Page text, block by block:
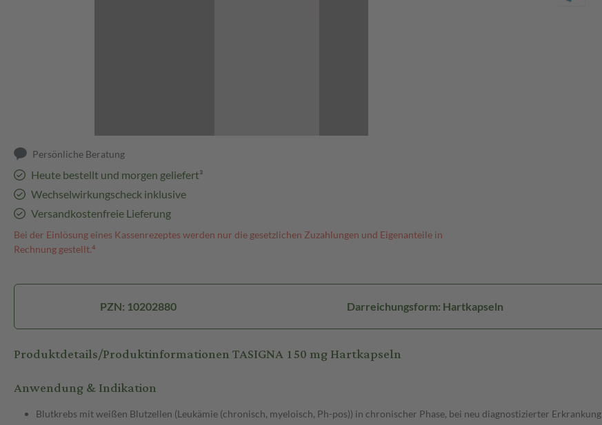
Persönliche Beratung
Heute bestellt und morgen geliefert³
Wechselwirkungscheck inklusive
Versandkostenfreie Lieferung
Bei der Einlösung eines Kassenrezeptes werden nur die gesetzlichen Zuzahlungen und Eigenanteile in
Rechnung gestellt.⁴
PZN: 10202880 Darreichungsform: Hartkapseln
Produktdetails/Produktinformationen TASIGNA 150 mg Hartkapseln
Anwendung & Indikation
Blutkrebs mit weißen Blutzellen (Leukämie (chronisch, myeloisch, Ph-pos)) in chronischer Phase, bei neu diagnostizierter Erkrankung